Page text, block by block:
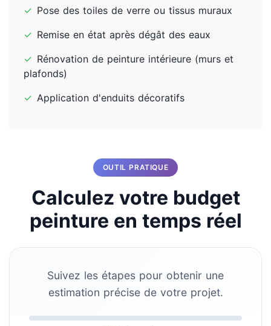
✓ Pose des toiles de verre ou tissus muraux
✓ Remise en état après dégât des eaux
✓ Rénovation de peinture intérieure (murs et
plafonds)
✓ Application d'enduits décoratifs
OUTIL PRATIQUE
Calculez votre budget
peinture en temps réel
Suivez les étapes pour obtenir une
estimation précise de votre projet.